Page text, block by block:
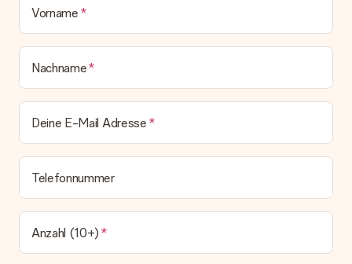
Vorname
Nachname
Deine E-Mail Adresse
Telefonnummer
Anzahl (10+)